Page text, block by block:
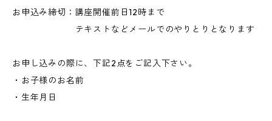
お申込み締切：講座開催前日12時まで
テキストなどメールでのやりとりとなります
お申し込みの際に、下記2点をご記入下さい。
・お子様のお名前
・生年月日